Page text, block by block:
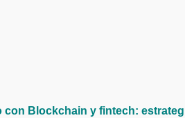
con Blockchain y fintech: